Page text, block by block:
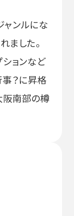
ャンルにな
ました。
ョンなど
事？に昇格
阪南部の樽